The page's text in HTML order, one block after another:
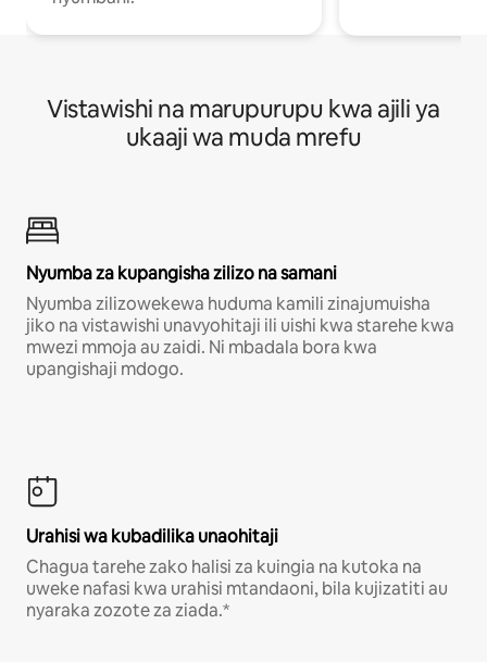
Vistawishi na marupurupu kwa ajili ya
ukaaji wa muda mrefu
Nyumba za kupangisha zilizo na samani
Nyumba zilizowekewa huduma kamili zinajumuisha
jiko na vistawishi unavyohitaji ili uishi kwa starehe kwa
mwezi mmoja au zaidi. Ni mbadala bora kwa
upangishaji mdogo.
Urahisi wa kubadilika unaohitaji
Chagua tarehe zako halisi za kuingia na kutoka na
uweke nafasi kwa urahisi mtandaoni, bila kujizatiti au
nyaraka zozote za ziada.*